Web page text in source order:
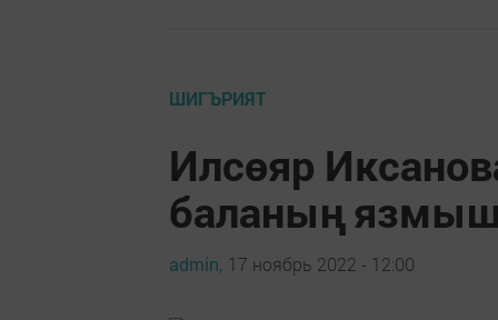
ШИГЪРИЯТ
Илсөяр
баланың
admin, 17 ноябрь 2022 - 12:00